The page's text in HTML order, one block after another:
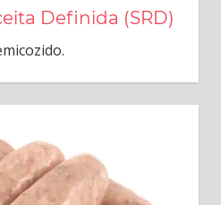
Definida (SRD)